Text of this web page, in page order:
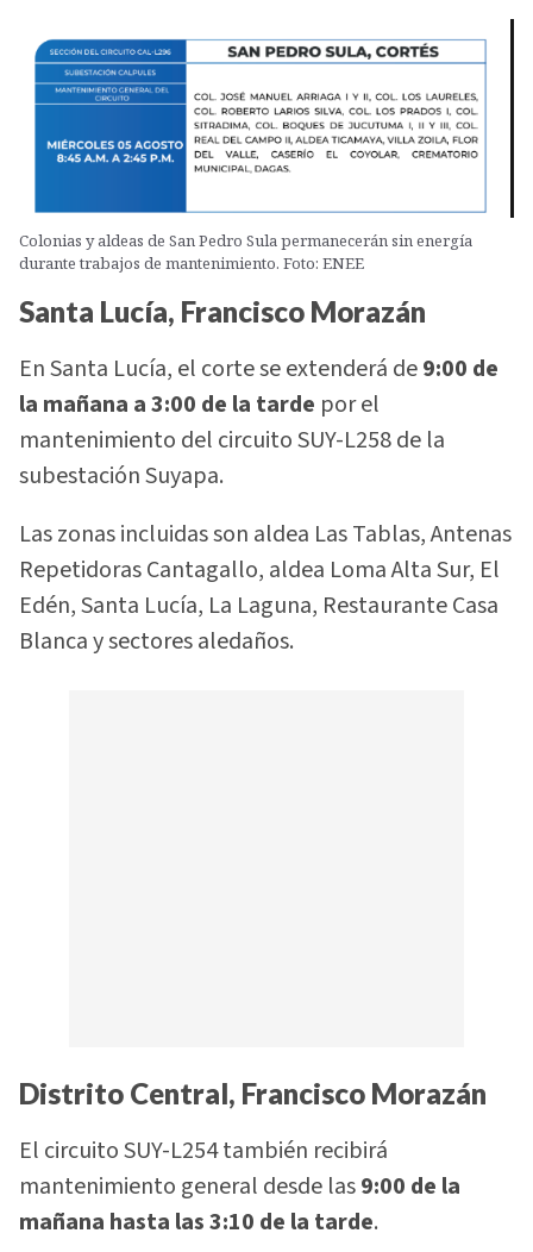
Colonias y aldeas de San Pedro Sula permanecerán sin energía
durante trabajos de mantenimiento. Foto: ENEE
Santa Lucía, Francisco Morazán
En Santa Lucía, el corte se extenderá de9:00 de
la mañana a 3:00 de la tarde por el
mantenimiento del circuito SUY-L258 de la
subestación Suyapa.
Las zonas incluidas son aldea Las Tablas, Antenas
Repetidoras Cantagallo, aldea Loma Alta Sur, El
Edén, Santa Lucía, La Laguna, Restaurante Casa
Blanca y sectores aledaños.
Distrito Central, Francisco Morazán
El circuito SUY-L254 también recibirá
mantenimiento general desde las9:00 de la
mañana hasta las 3:10 de la tarde.